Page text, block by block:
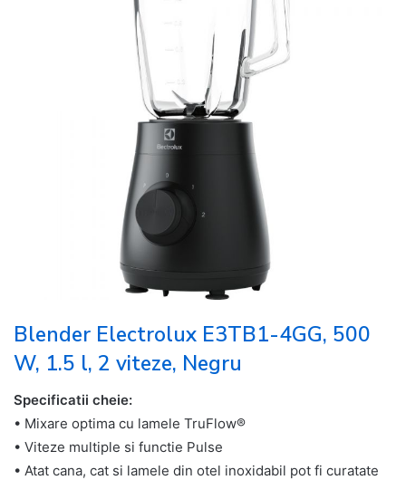
Blender Electrolux E3TB1-4GG, 500
W, 1.5 l, 2 viteze, Negru
Specificatii cheie:
• Mixare optima cu lamele TruFlow®
• Viteze multiple si functie Pulse
• Atat cana, cat si lamele din otel inoxidabil pot fi curatate